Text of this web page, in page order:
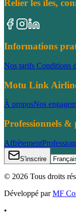
Relier les îles,
Informations
Nos tarifs Conditions
Motu Link
À proposNos
Professionnels &
Affrètement
S'inscrire
© 2026 Tous droits
Développé par MF
•